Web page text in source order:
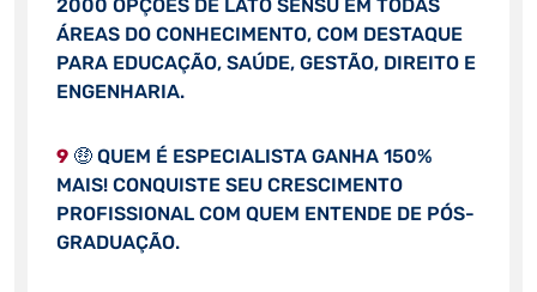
2000 OPÇÕES DE LATO SENSU EM TODAS
ÁREAS DO CONHECIMENTO, COM DESTAQUE
PARA EDUCAÇÃO, SAÚDE, GESTÃO, DIREITO E
ENGENHARIA.
9🤑 QUEM É ESPECIALISTA GANHA 150%
MAIS! CONQUISTE SEU CRESCIMENTO
PROFISSIONAL COM QUEM ENTENDE DE PÓS-
GRADUAÇÃO.